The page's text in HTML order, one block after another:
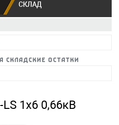
info@ivkz.ru
СКЛАД
складские остатки
1х6 0,66кВ